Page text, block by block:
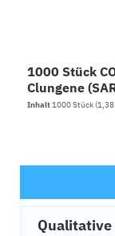
1000 Stück
Clungene
Inhalt1000 Stück